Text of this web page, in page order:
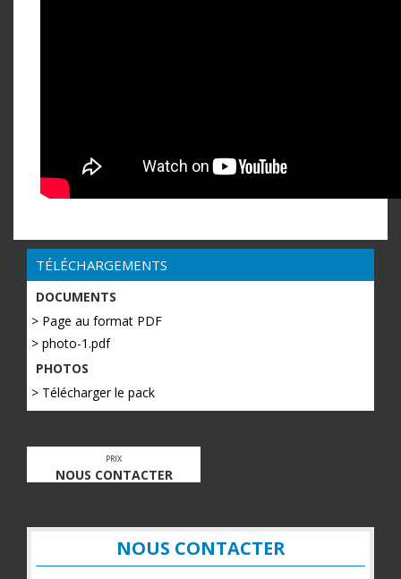
TÉLÉCHARGEMENTS
DOCUMENTS
> Page au format PDF
> photo-1.pdf
PHOTOS
> Télécharger le pack
PRIX
NOUS CONTACTER
NOUS CONTACTER